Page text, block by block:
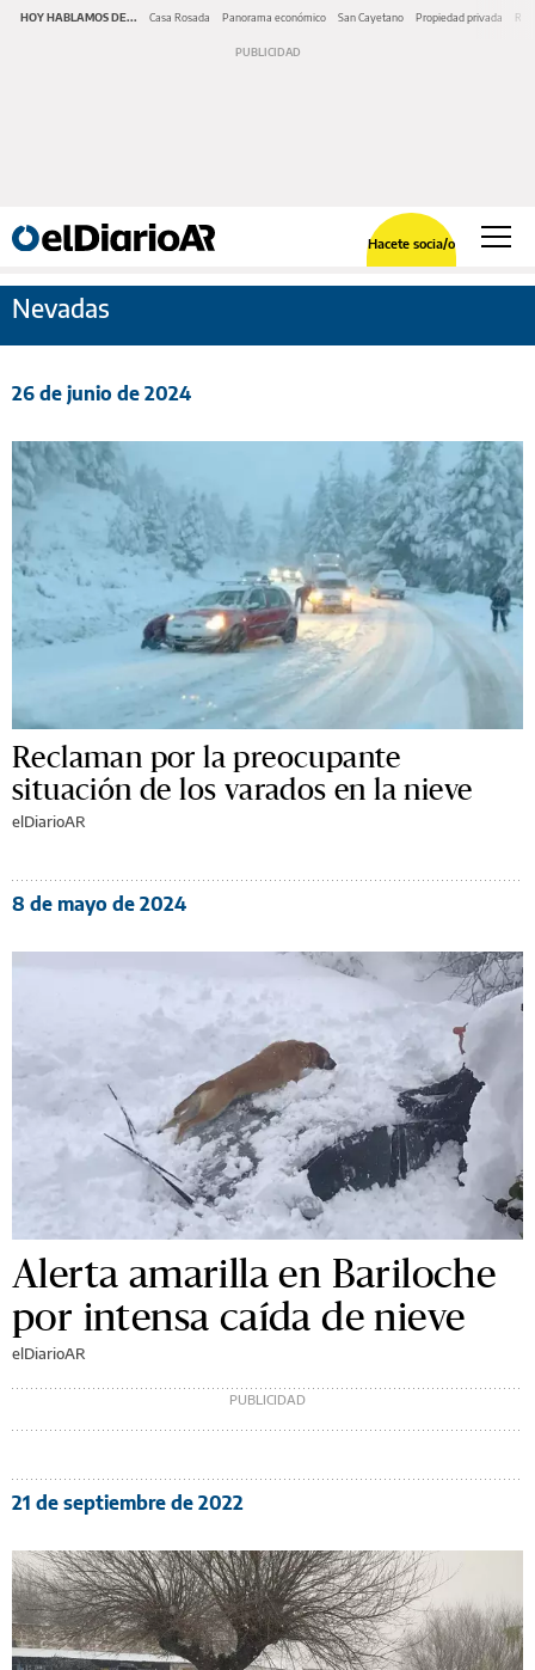
HOY HABLAMOS DE... Casa Rosada Panorama económico San Cayetano Propiedad privada
Hacete socia/o
Nevadas
26 de junio de 2024
Reclaman por la preocupante
situación de los varados en la nieve
elDiarioAR
8 de mayo de 2024
Alerta amarilla en Bariloche
por intensa caída de nieve
elDiarioAR
21 de septiembre de 2022